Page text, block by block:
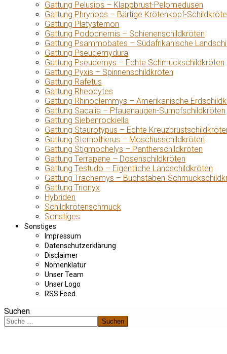
Gattung Pelusios – Klappbrust-Pelomedusen
Gattung Phrynops – Bärtige Krötenkopf-
Gattung Platysternon
Gattung Podocnemis – Schienenschildkröten
Gattung Psammobates – Südafrikanische
Gattung Pseudemydura
Gattung Pseudemys – Echte Schmuckschildkröten
Gattung Pyxis – Spinnenschildkröten
Gattung Rafetus
Gattung Rheodytes
Gattung Rhinoclemmys – Amerikanische
Gattung Sacalia – Pfauenaugen-Sumpfschildkröten
Gattung Siebenrockiella
Gattung Staurotypus – Echte
Gattung Sternotherus – Moschusschildkröten
Gattung Stigmochelys – Pantherschildkröten
Gattung Terrapene – Dosenschildkröten
Gattung Testudo – Eigentliche Landschildkröten
Gattung Trachemys – Buchstaben-
Gattung Trionyx
Hybriden
Schildkrötenschmuck
Sonstiges
Sonstiges
Impressum
Datenschutzerklärung
Disclaimer
Nomenklatur
Unser Team
Unser Logo
RSS Feed
Suchen
Suchen